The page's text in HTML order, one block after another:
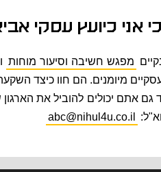
אני כיועץ עסקי
מפגש חשיבה וסיעור מוחות
מיומנים. הם חוו כיצד
abc@nihul4u.co.il